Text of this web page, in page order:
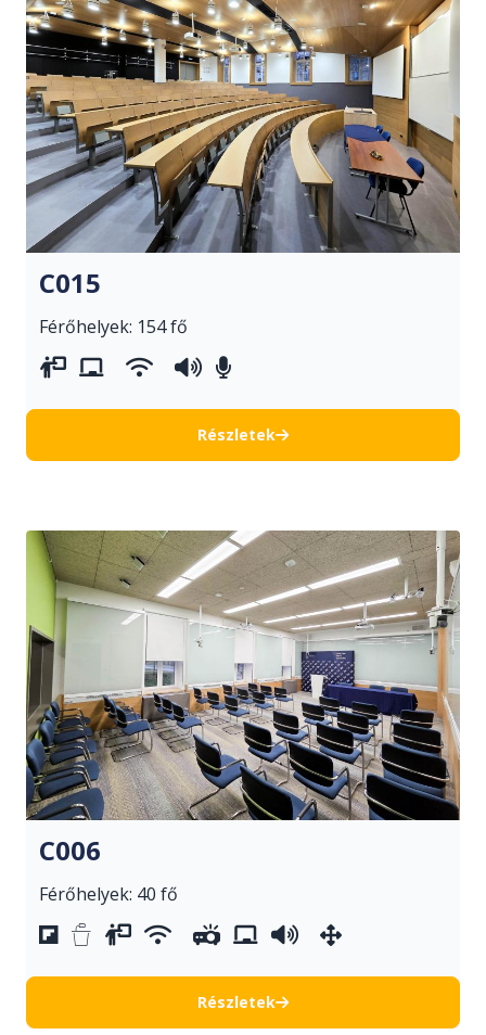
C015
Férőhelyek: 154 fő
vetítővászon
whiteboard
wifi hangosítás
Részletek
C006
Férőhelyek: 40 fő
előadói asztal
pulpitusvetítővászon
wifi projektorwhiteboardhangosítás
Részletek